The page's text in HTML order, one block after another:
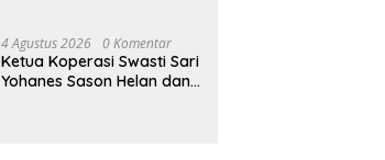
4 Agustus 2026 0 Komentar
Ketua Koperasi Swasti Sari
Yohanes Sason Helan dan